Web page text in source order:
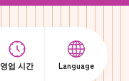
영업 시간 Language